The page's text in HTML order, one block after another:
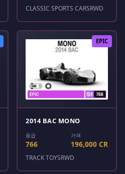
CLASSIC SPORTS CARSRWD
EPIC
2014 BAC MONO
등급
766
가격
196,000 CR
TRACK TOYSRWD